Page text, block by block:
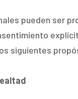
pueden ser
siguientes